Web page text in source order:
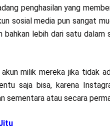
penghasilan yang
sosial media pun sangat
bahkan lebih dari satu dalam
milik mereka jika tidak
saja bisa, karena
sementara atau secara